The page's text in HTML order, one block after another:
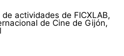
actividades de FICXLAB,
de Cine de Gijón,